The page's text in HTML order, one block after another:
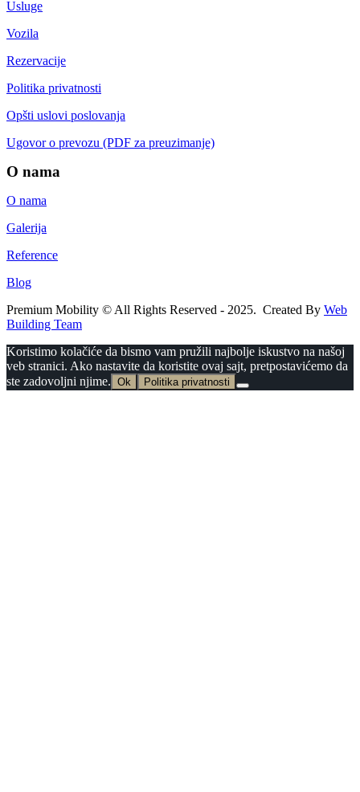
Usluge
Vozila
Rezervacije
Politika privatnosti
Opšti uslovi poslovanja
Ugovor o prevozu (PDF za preuzimanje)
O nama
O nama
Galerija
Reference
Blog
Premium Mobility © All Rights Reserved - 2025. Created By Web
Building Team
Koristimo kolačiće da bismo vam pružili najbolje iskustvo na našoj
veb stranici. Ako nastavite da koristite ovaj sajt, pretpostavićemo da
ste zadovoljni njime. Ok Politika privatnosti